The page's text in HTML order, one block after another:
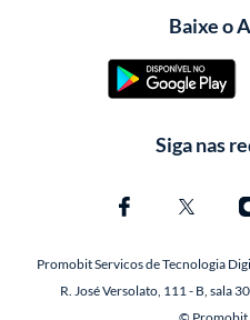
Baixe o
Siga nas
Promobit Servicos de Tecnologia
R. José Versolato, 111 - B, sala